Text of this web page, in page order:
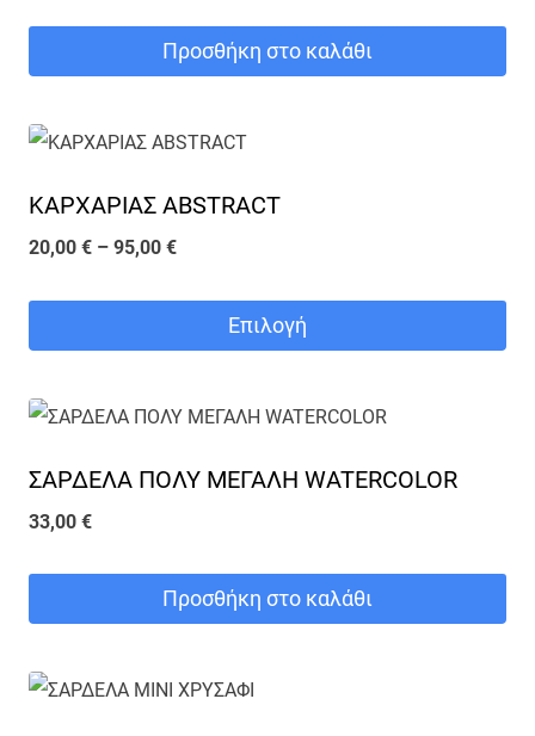
προϊόντος
Προσθήκη στο καλάθι
ΚΑΡΧΑΡΙΑΣ ABSTRACT
20,00 € – 95,00 €Price
20,00 €Επιλογή
το
έχει
πολλαπλές
μπορούν
ΣΑΡΔΕΛΑ ΠΟΛΥ ΜΕΓΑΛΗ WATERCOLOR
33,00 €
Προσθήκη στο καλάθι